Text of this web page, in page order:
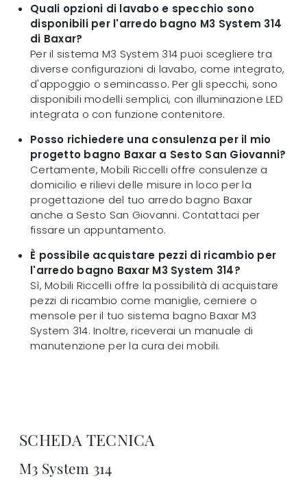
Quali opzioni di lavabo e specchio sono
disponibili per l'arredo bagno M3 System 314
di Baxar?
Per il sistema M3 System 314 puoi scegliere tra
diverse configurazioni di lavabo, come integrato,
d'appoggio o semincasso. Per gli specchi, sono
disponibili modelli semplici, con illuminazione LED
integrata o con funzione contenitore.
Posso richiedere una consulenza per il mio
progetto bagno Baxar a Sesto San Giovanni?
Certamente, Mobili Riccelli offre consulenze a
domicilio e rilievi delle misure in loco per la
progettazione del tuo arredo bagno Baxar
anche a Sesto San Giovanni. Contattaci per
fissare un appuntamento.
È possibile acquistare pezzi di ricambio per
l'arredo bagno Baxar M3 System 314?
Sì, Mobili Riccelli offre la possibilità di acquistare
pezzi di ricambio come maniglie, cerniere o
mensole per il tuo sistema bagno Baxar M3
System 314. Inoltre, riceverai un manuale di
manutenzione per la cura dei mobili.
SCHEDA TECNICA
M3 System 314